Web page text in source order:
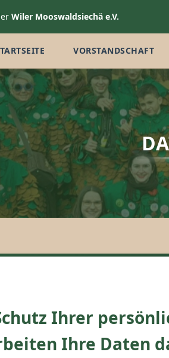
Wiler Mooswaldsiechä e.V.
VORSTANDSCHAFT
Ihrer
Ihre Daten